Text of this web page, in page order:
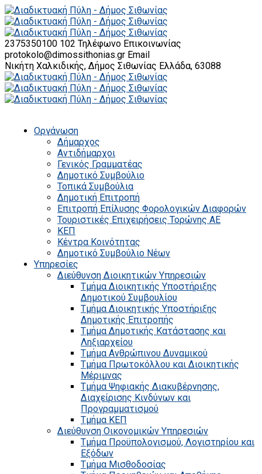
2375350100 102 Τηλέφωνο Επικοινωνίας
protokolo@dimossithonias.gr Email
Νικήτη Χαλκιδικής, Δήμος Σιθωνίας Ελλάδα, 63088
Οργάνωση
Δήμαρχος
Αντιδήμαρχοι
Γενικός Γραμματέας
Δημοτικό Συμβούλιο
Τοπικά Συμβούλια
Δημοτική Επιτροπή
Επιτροπή Επίλυσης Φορολογικών Διαφορών
Τουριστικές Επιχειρήσεις Τορώνης ΑΕ
ΚΕΠ
Κέντρα Κοινότητας
Δημοτικό Συμβούλιο Νέων
Υπηρεσίες
Διεύθυνση Διοικητικών Υπηρεσιών
Τμήμα Διοικητικής Υποστήριξης
Δημοτικού Συμβουλίου
Τμήμα Διοικητικής Υποστήριξης
Δημοτικής Επιτροπής
Τμήμα Δημοτικής Κατάστασης και
Ληξιαρχείου
Τμήμα Ανθρώπινου Δυναμικού
Τμήμα Πρωτοκόλλου και Διοικητικής
Μέριμνας
Τμήμα Ψηφιακής Διακυβέρνησης,
Διαχείρισης Κινδύνων και
Προγραμματισμού
Τμήμα ΚΕΠ
Διεύθυνση Οικονομικών Υπηρεσιών
Τμήμα Προϋπολογισμού, Λογιστηρίου και
Εξόδων
Τμήμα Μισθοδοσίας